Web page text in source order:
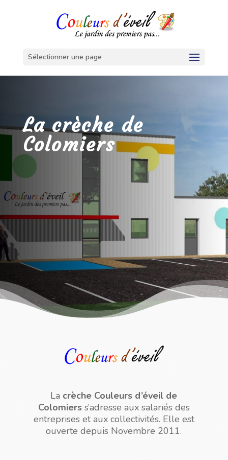
Sélectionner une page
La crèche de
Colomiers
La crèche Couleurs d’éveil de
Colomierss’adresse aux salariés des
entreprises et aux collectivités. Elle est
ouverte depuis Novembre 2011.